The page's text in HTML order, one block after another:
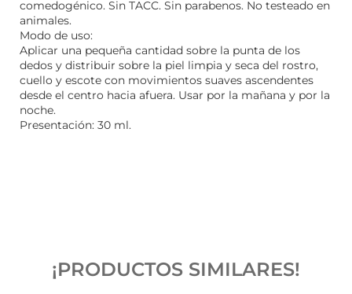
comedogénico. Sin TACC. Sin parabenos. No testeado en
animales.
Modo de uso:
Aplicar una pequeña cantidad sobre la punta de los
dedos y distribuir sobre la piel limpia y seca del rostro,
cuello y escote con movimientos suaves ascendentes
desde el centro hacia afuera. Usar por la mañana y por la
noche.
Presentación: 30 ml.
¡PRODUCTOS SIMILARES!